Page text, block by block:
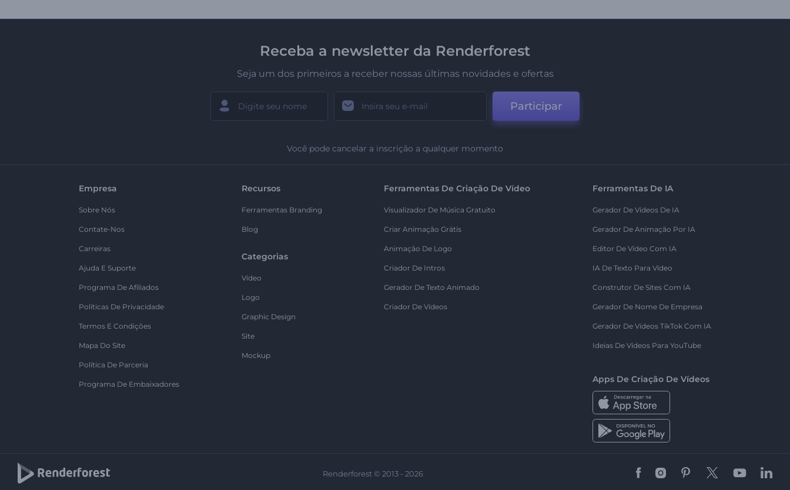
Receba a newsletter da Renderforest
Seja um dos primeiros a receber nossas últimas novidades e ofertas
Participar
Você pode cancelar a inscrição a qualquer momento
Empresa
Sobre Nós
Contate-Nos
Carreiras
Ajuda E Suporte
Programa De Afiliados
Políticas De Privacidade
Termos E Condições
Mapa Do Site
Política De Parceria
Programa De Embaixadores
Recursos
Ferramentas Branding
Blog
Categorias
Vídeo
Logo
Graphic Design
Site
Mockup
Ferramentas De Criação De Vídeo
Visualizador De Música Gratuito
Criar Animação Grátis
Animação De Logo
Criador De Intros
Gerador De Texto Animado
Criador De Vídeos
Ferramentas De IA
Gerador De Vídeos De IA
Gerador De Animação Por IA
Editor De Vídeo Com IA
IA De Texto Para Vídeo
Construtor De Sites Com IA
Gerador De Nome De Empresa
Gerador De Vídeos TikTok Com IA
Ideias De Vídeos Para YouTube
Apps De Criação De Vídeos
Renderforest © 2013 - 2026